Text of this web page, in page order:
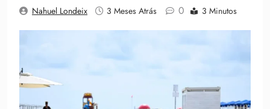
Nahuel Londeix 3 Meses Atrás 0 3 Minutos